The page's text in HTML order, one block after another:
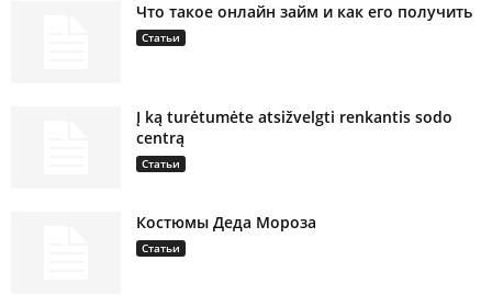
Что такое онлайн займ и как его получить
Статьи
Į ką turėtumėte atsižvelgti renkantis sodo
centrą
Статьи
Костюмы Деда Мороза
Статьи